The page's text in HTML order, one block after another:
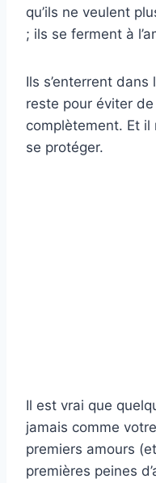
qu’ils ne veulent
; ils se ferment à
Ils s’enterrent dans
reste pour éviter de
complètement. Et il
se protéger.
Il est vrai que
jamais comme
premiers amours
premières peines